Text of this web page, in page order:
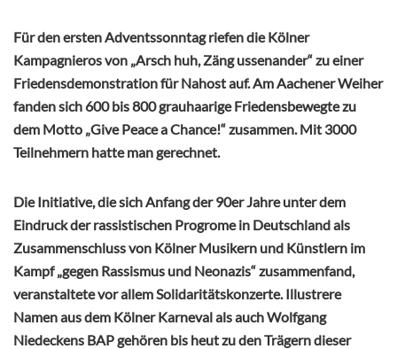
Für den ersten Adventssonntag riefen die Kölner
Kampagnieros von „Arsch huh, Zäng ussenander“ zu einer
Friedensdemonstration für Nahost auf. Am Aachener Weiher
fanden sich 600 bis 800 grauhaarige Friedensbewegte zu
dem Motto „Give Peace a Chance!“ zusammen. Mit 3000
Teilnehmern hatte man gerechnet.
Die Initiative, die sich Anfang der 90er Jahre unter dem
Eindruck der rassistischen Progrome in Deutschland als
Zusammenschluss von Kölner Musikern und Künstlern im
Kampf „gegen Rassismus und Neonazis“ zusammenfand,
veranstaltete vor allem Solidaritätskonzerte. Illustrere
Namen aus dem Kölner Karneval als auch Wolfgang
Niedeckens BAP gehören bis heut zu den Trägern dieser